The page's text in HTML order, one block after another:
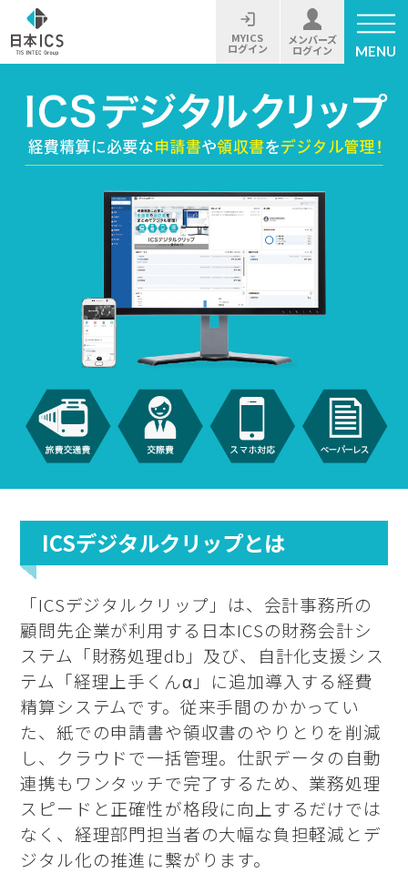
MYICS
ログイン
メンバーズ
ログイン MENU
ICSデジタルクリップとは
「ICSデジタルクリップ」は、会計事務所の
顧問先企業が利用する日本ICSの財務会計シ
ステム「財務処理db」及び、自計化支援シス
テム「経理上手くんα」に追加導入する経費
精算システムです。従来手間のかかってい
た、紙での申請書や領収書のやりとりを削減
し、クラウドで一括管理。仕訳データの自動
連携もワンタッチで完了するため、業務処理
スピードと正確性が格段に向上するだけでは
なく、経理部門担当者の大幅な負担軽減とデ
ジタル化の推進に繋がります。